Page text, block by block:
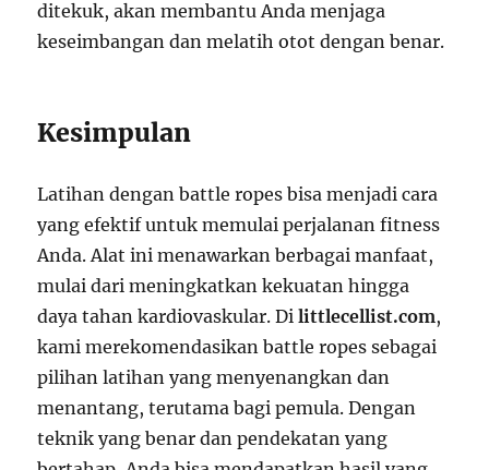
ditekuk, akan membantu Anda menjaga
keseimbangan dan melatih otot dengan benar.
Kesimpulan
Latihan dengan battle ropes bisa menjadi cara
yang efektif untuk memulai perjalanan fitness
Anda. Alat ini menawarkan berbagai manfaat,
mulai dari meningkatkan kekuatan hingga
daya tahan kardiovaskular. Dilittlecellist.com,
kami merekomendasikan battle ropes sebagai
pilihan latihan yang menyenangkan dan
menantang, terutama bagi pemula. Dengan
teknik yang benar dan pendekatan yang